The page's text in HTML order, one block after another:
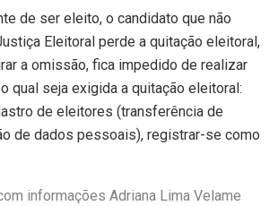
de ser eleito, o candidato que não
Eleitoral perde a quitação eleitoral,
a omissão, fica impedido de realizar
qual seja exigida a quitação eleitoral:
de eleitores (transferência de
de dados pessoais), registrar-se como
informações Adriana Lima Velame